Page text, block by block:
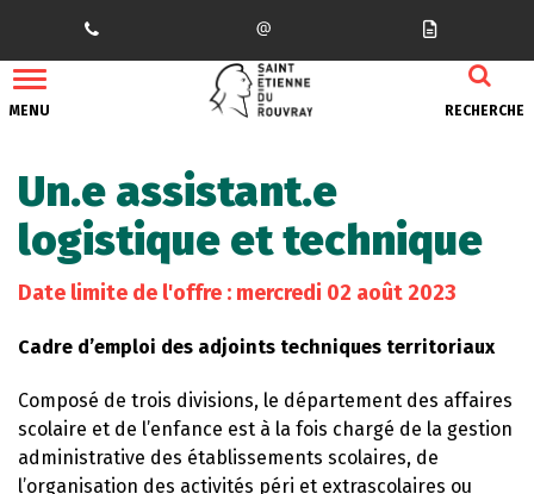
MENU RECHERCHE
Un.e assistant.e
logistique et technique
Date limite de l'offre : mercredi 02 août 2023
Cadre d’emploi des adjoints techniques territoriaux
Composé de trois divisions, le département des affaires
scolaire et de l’enfance est à la fois chargé de la gestion
administrative des établissements scolaires, de
l’organisation des activités péri et extrascolaires ou